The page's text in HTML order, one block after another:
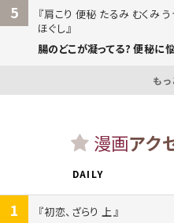
5
肩こり 便秘 たるみ むくみ
ほぐし
腸のどこが凝ってる? 便秘に悩
も
漫画アク
DAILY
1
初恋、ざらり 上